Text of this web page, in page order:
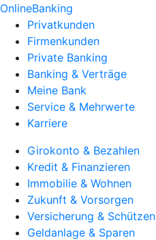
OnlineBanking
Privatkunden
Firmenkunden
Private Banking
Banking & Verträge
Meine Bank
Service & Mehrwerte
Karriere
Girokonto & Bezahlen
Kredit & Finanzieren
Immobilie & Wohnen
Zukunft & Vorsorgen
Versicherung & Schützen
Geldanlage & Sparen